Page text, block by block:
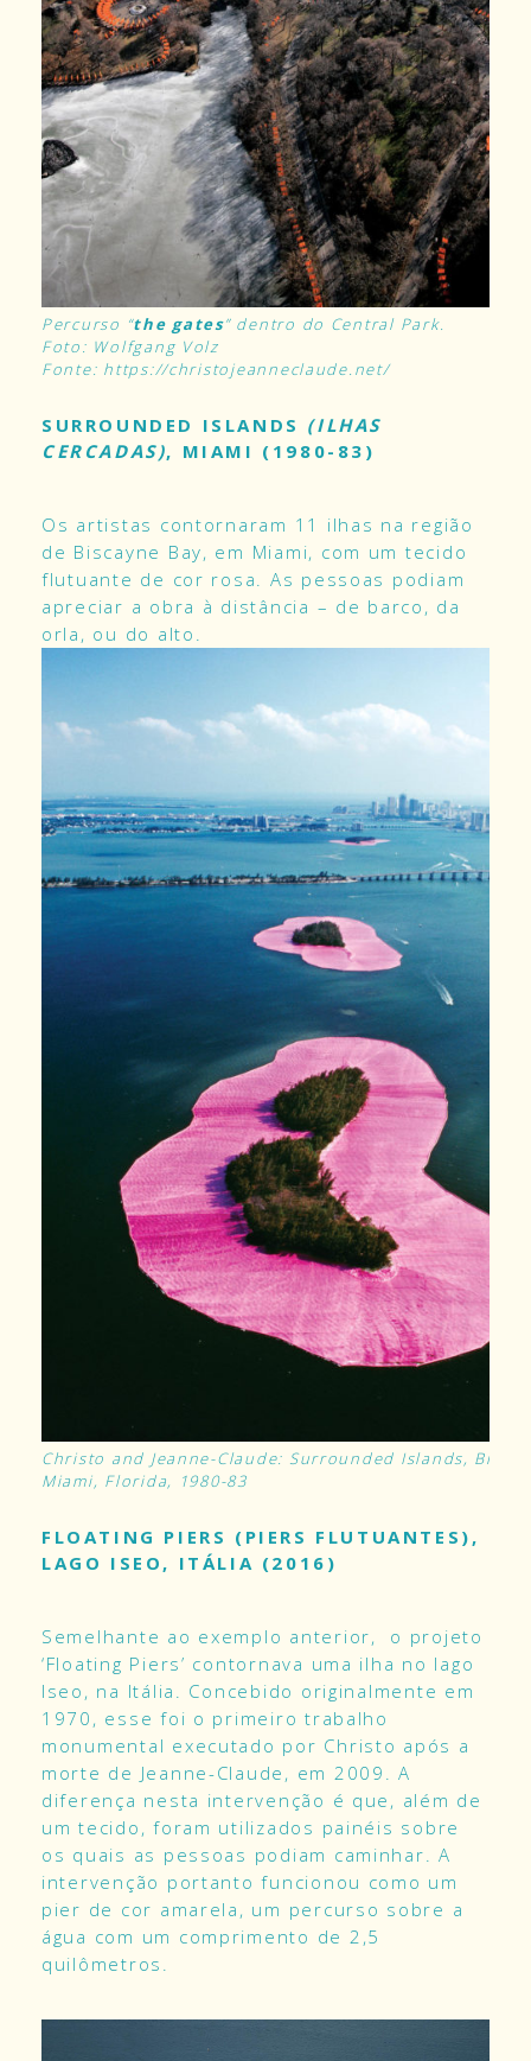
Percurso “the gates” dentro do Central Park.
Foto: Wolfgang Volz
Fonte: https://christojeanneclaude.net/
SURROUNDED ISLANDS (ILHAS
CERCADAS), MIAMI (1980-83)
Os artistas contornaram 11 ilhas na região
de Biscayne Bay, em Miami, com um tecido
flutuante de cor rosa. As pessoas podiam
apreciar a obra à distância – de barco, da
orla, ou do alto.
Christo and Jeanne-Claude: Surrounded Islands,
Miami, Florida, 1980-83
FLOATING PIERS (PIERS FLUTUANTES),
LAGO ISEO, ITÁLIA (2016)
Semelhante ao exemplo anterior, o projeto
‘Floating Piers’ contornava uma ilha no lago
Iseo, na Itália. Concebido originalmente em
1970, esse foi o primeiro trabalho
monumental executado por Christo após a
morte de Jeanne-Claude, em 2009. A
diferença nesta intervenção é que, além de
um tecido, foram utilizados painéis sobre
os quais as pessoas podiam caminhar. A
intervenção portanto funcionou como um
pier de cor amarela, um percurso sobre a
água com um comprimento de 2,5
quilômetros.